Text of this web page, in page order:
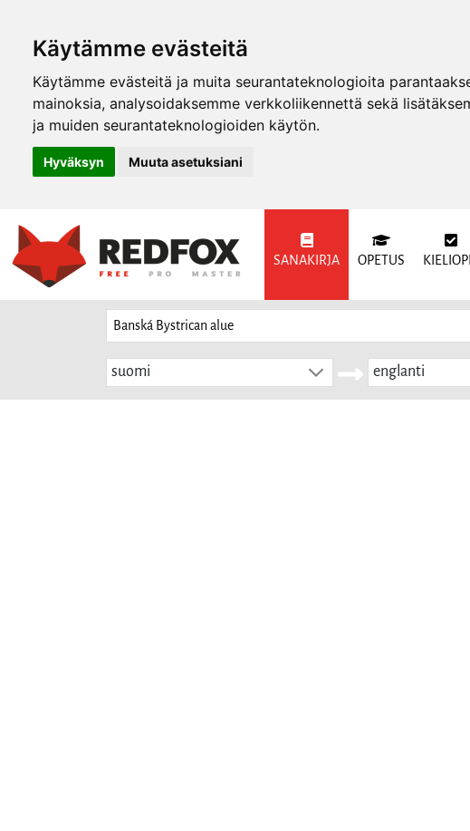
Käytämme evästeitä
Käytämme evästeitä ja muita seurantateknologioita
mainoksia, analysoidaksemme verkkoliikennettä sekä
ja muiden seurantateknologioiden käytön.
Hyväksyn Muuta asetuksiani
SANAKIRJA OPETUS
suomi englanti